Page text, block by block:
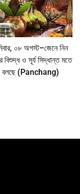
০৮ অগস্ট–জেনে নিন
বিশুদ্ধ ও সূর্য সিদ্ধান্ত মতে
বলছে (Panchang)